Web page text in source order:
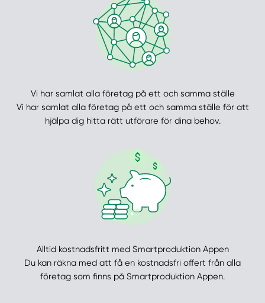
Vi har samlat alla företag på ett och samma ställe
Vi har samlat alla företag på ett och samma ställe för att
hjälpa dig hitta rätt utförare för dina behov.
Alltid kostnadsfritt med Smartproduktion Appen
Du kan räkna med att få en kostnadsfri offert från alla
företag som finns på Smartproduktion Appen.